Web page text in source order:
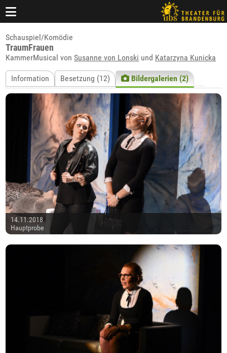
Schauspiel/Komödie
TraumFrauen
KammerMusical vonSusanne von Lonski und Katarzyna Kunicka
Information Besetzung (12) Bildergalerien (2)
14.11.2018
Hauptprobe